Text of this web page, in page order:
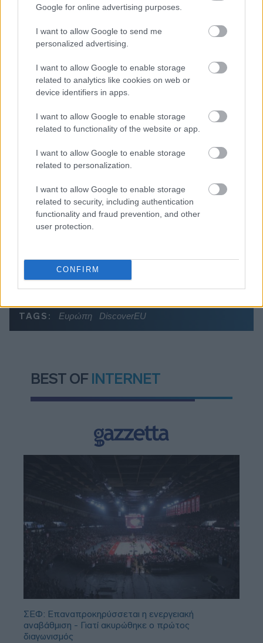
Google for online advertising purposes.
I want to allow Google to send me
personalized advertising.
I want to allow Google to enable storage
related to analytics like cookies on web or
device identifiers in apps.
I want to allow Google to enable storage
related to functionality of the website or app.
I want to allow Google to enable storage
related to personalization.
I want to allow Google to enable storage
related to security, including authentication
functionality and fraud prevention, and other
user protection.
CONFIRM
Η γαλάζια «θετική ατζέντα» στο δρόμο για το
ΣΥΡΙΖΑ μελετούν Ιστορία
Πυρόπληκτοι: Τι σημαίνουν τα «πράσινα»,
«κίτρινα» και «κόκκινα» σπίτια για τις
αποζημιώσεις
Ποια είναι η (κυβερνητική) λίστα με τα μεγάλα
οδικά έργα και τα εκτιμώμενα
TAGS: Ευρώπη DiscoverEU
BEST OF INTERNET
ΣΕΦ: Επαναπροκηρύσσεται η ενεργειακή
αναβάθμιση - Γιατί ακυρώθηκε ο πρώτος
διαγωνισμός